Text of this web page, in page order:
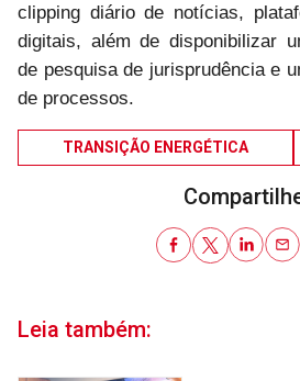
clipping diário de notícias,
digitais, além de disponibilizar
de pesquisa de jurisprudência e
de processos.
TRANSIÇÃO ENERGÉTICA
Leia também: